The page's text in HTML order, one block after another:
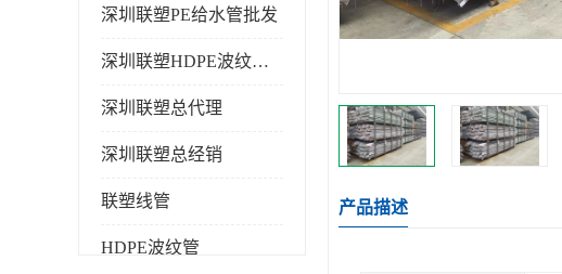
深圳联塑PE给水管批发
深圳联塑HDPE波纹管批发
深圳联塑总代理
深圳联塑总经销
联塑线管
HDPE波纹管
产品描述